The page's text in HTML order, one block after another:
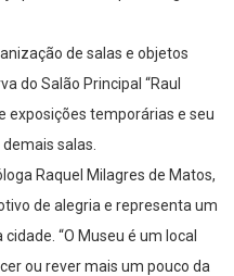
de salas e objetos
do Salão Principal “Raul
exposições temporárias e seu
salas.
Raquel Milagres de Matos,
de alegria e representa um
“O Museu é um local
ou rever mais um pouco da